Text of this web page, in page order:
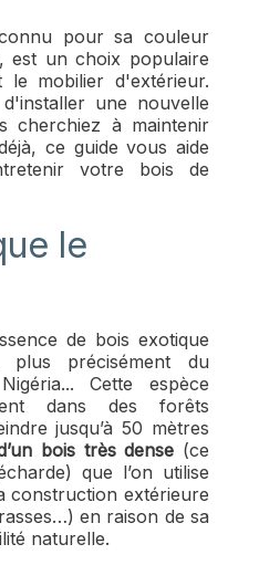
pour sa couleur
est un choix populaire
mobilier d'extérieur.
une nouvelle
cherchiez à maintenir
ce guide vous aide
votre bois de
le
de bois exotique
plus précisément du
Cette espèce
dans des forêts
jusqu’à 50 mètres
bois très dense (ce
que l’on utilise
construction extérieure
en raison de sa
naturelle.